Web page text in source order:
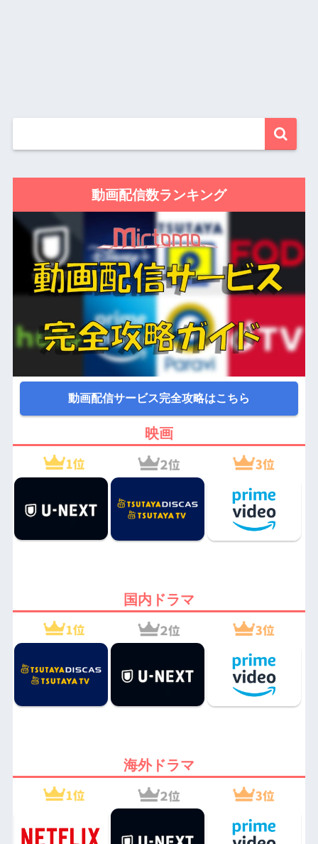
動画配信数ランキング
動画配信サービス完全攻略はこちら
映画
国内ドラマ
海外ドラマ